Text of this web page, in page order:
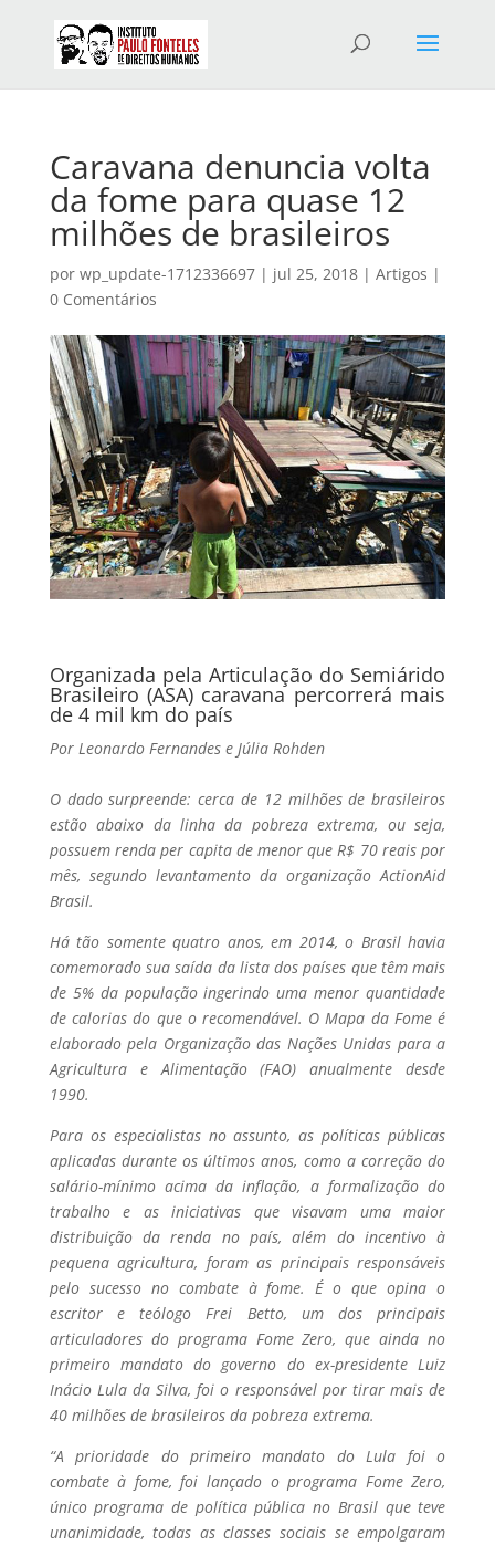
Caravana denuncia volta
da fome para quase 12
milhões de brasileiros
por wp_update-1712336697| jul 25, 2018| Artigos |
0 Comentários
Organizada pela Articulação do Semiárido
Brasileiro (ASA) caravana percorrerá mais
de 4 mil km do país
Por Leonardo Fernandes e Júlia Rohden
O dado surpreende: cerca de 12 milhões de brasileiros
estão abaixo da linha da pobreza extrema, ou seja,
possuem renda per capita de menor que R$ 70 reais por
mês, segundo levantamento da organização ActionAid
Brasil.
Há tão somente quatro anos, em 2014, o Brasil havia
comemorado sua saída da lista dos países que têm mais
de 5% da população ingerindo uma menor quantidade
de calorias do que o recomendável. O Mapa da Fome é
elaborado pela Organização das Nações Unidas para a
Agricultura e Alimentação (FAO) anualmente desde
1990.
Para os especialistas no assunto, as políticas públicas
aplicadas durante os últimos anos, como a correção do
salário-mínimo acima da inflação, a formalização do
trabalho e as iniciativas que visavam uma maior
distribuição da renda no país, além do incentivo à
pequena agricultura, foram as principais responsáveis
pelo sucesso no combate à fome. É o que opina o
escritor e teólogo Frei Betto, um dos principais
articuladores do programa Fome Zero, que ainda no
primeiro mandato do governo do ex-presidente Luiz
Inácio Lula da Silva, foi o responsável por tirar mais de
40 milhões de brasileiros da pobreza extrema.
“A prioridade do primeiro mandato do Lula foi o
combate à fome, foi lançado o programa Fome Zero,
único programa de política pública no Brasil que teve
unanimidade, todas as classes sociais se empolgaram